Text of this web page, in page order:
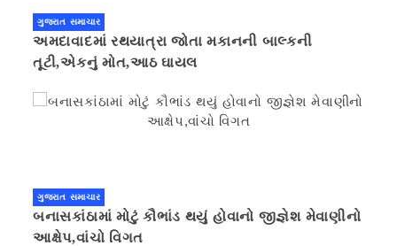
ગુજરાત સમાચાર
અમદાવાદમાં રથયાત્રા જોતા મકાનની બાલ્કની
તૂટી,એકનું મોત,આઠ ઘાયલ
ગુજરાત સમાચાર
બનાસકાંઠામાં મોટું કૌભાંડ થયું હોવાનો જીજ્ઞેશ મેવાણીનો
આક્ષેપ,વાંચો વિગત